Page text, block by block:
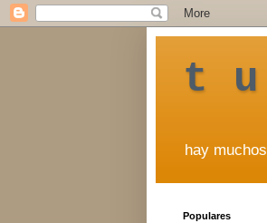
t
hay
Populares